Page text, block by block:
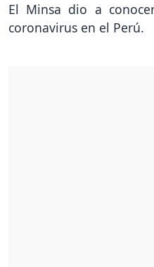
El Minsa dio a
coronavirus en el Perú.